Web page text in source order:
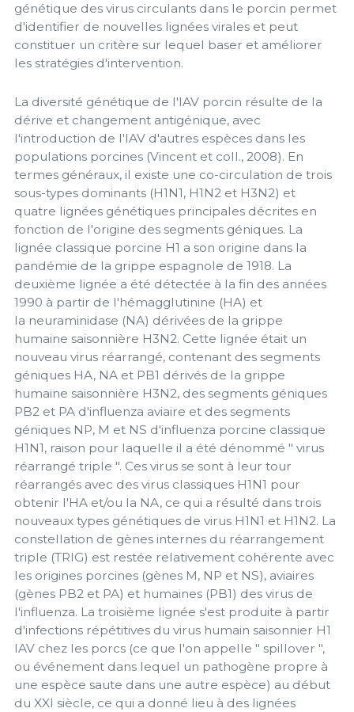
génétique des virus circulants dans le porcin permet
d'identifier de nouvelles lignées virales et peut
constituer un critère sur lequel baser et améliorer
les stratégies d'intervention.
La diversité génétique de l'IAV porcin résulte de la
dérive et changement antigénique, avec
l'introduction de l'IAV d'autres espèces dans les
populations porcines (Vincent et coll., 2008). En
termes généraux, il existe une co-circulation de trois
sous-types dominants (H1N1, H1N2 et H3N2) et
quatre lignées génétiques principales décrites en
fonction de l'origine des segments géniques. La
lignée classique porcine H1 a son origine dans la
pandémie de la grippe espagnole de 1918. La
deuxième lignée a été détectée à la fin des années
1990 à partir de l'hémagglutinine (HA) et
la neuraminidase (NA) dérivées de la grippe
humaine saisonnière H3N2. Cette lignée était un
nouveau virus réarrangé, contenant des segments
géniques HA, NA et PB1 dérivés de la grippe
humaine saisonnière H3N2, des segments géniques
PB2 et PA d'influenza aviaire et des segments
géniques NP, M et NS d'influenza porcine classique
H1N1, raison pour laquelle il a été dénommé " virus
réarrangé triple ". Ces virus se sont à leur tour
réarrangés avec des virus classiques H1N1 pour
obtenir l'HA et/ou la NA, ce qui a résulté dans trois
nouveaux types génétiques de virus H1N1 et H1N2. La
constellation de gènes internes du réarrangement
triple (TRIG) est restée relativement cohérente avec
les origines porcines (gènes M, NP et NS), aviaires
(gènes PB2 et PA) et humaines (PB1) des virus de
l'influenza. La troisième lignée s'est produite à partir
d'infections répétitives du virus humain saisonnier H1
IAV chez les porcs (ce que l'on appelle " spillover ",
ou événement dans lequel un pathogène propre à
une espèce saute dans une autre espèce) au début
du XXI siècle, ce qui a donné lieu à des lignées